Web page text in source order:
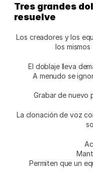
Tres grandes
resuelve
Los creadores y los
los
El doblaje lleva
A menudo se
Grabar de nuevo
La clonación de voz
Permiten que un